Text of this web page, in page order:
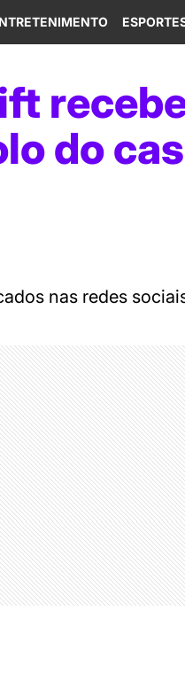
do
nas redes